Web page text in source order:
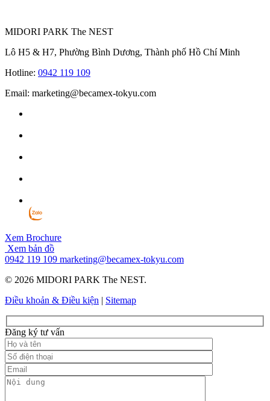
MIDORI PARK The NEST
Lô H5 & H7, Phường Bình Dương, Thành phố Hồ Chí Minh
Hotline: 0942 119 109
Email: marketing@becamex-tokyu.com
Xem Brochure
Xem bản đồ
0942 119 109 marketing@becamex-tokyu.com
© 2026 MIDORI PARK The NEST.
Điều khoản & Điều kiện | Sitemap
Đăng ký tư vấn